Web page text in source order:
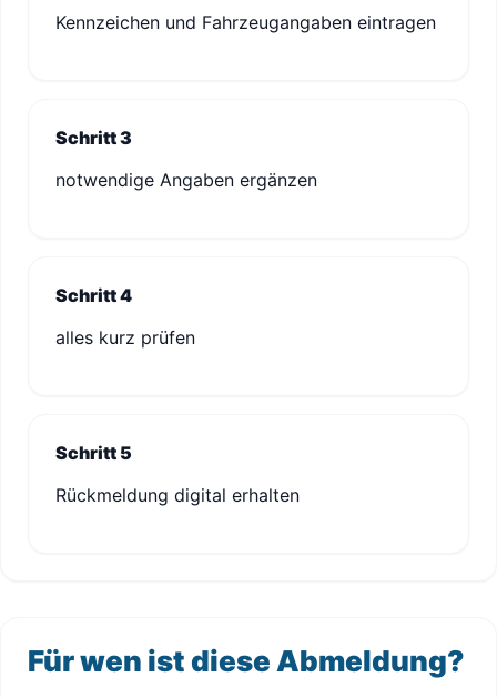
Kennzeichen und Fahrzeugangaben eintragen
Schritt 3
notwendige Angaben ergänzen
Schritt 4
alles kurz prüfen
Schritt 5
Rückmeldung digital erhalten
Für wen ist diese Abmeldung?